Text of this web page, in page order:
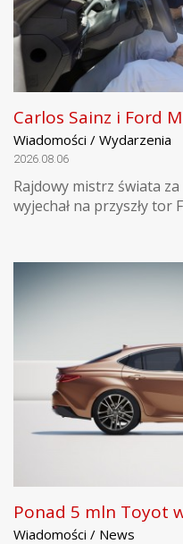
Carlos Sainz i Ford
Wiadomości / Wydarzenia
2026.08.06
Rajdowy mistrz świata
wyjechał na przyszły tor
Ponad 5 mln Toyot
Wiadomości / News